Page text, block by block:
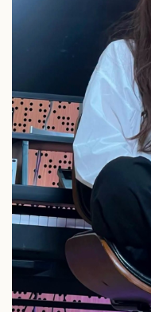
Pháp luật
Vụ án
Tin nóng
Tư vấn luật